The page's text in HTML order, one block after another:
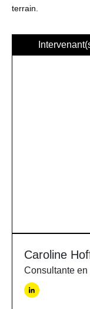
terrain.
Caroline
Consultante